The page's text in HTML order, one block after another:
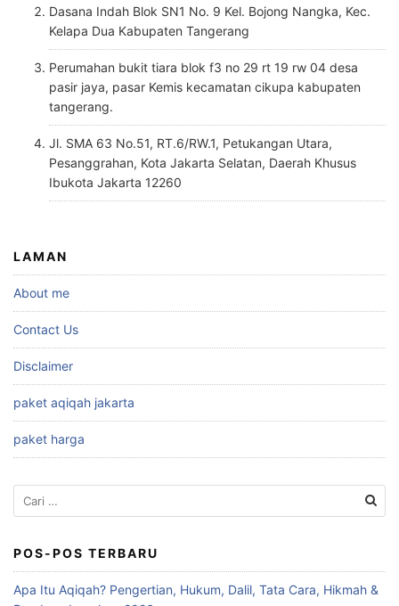
Dasana Indah Blok SN1 No. 9 Kel. Bojong Nangka, Kec.
Kelapa Dua Kabupaten Tangerang
Perumahan bukit tiara blok f3 no 29 rt 19 rw 04 desa
pasir jaya, pasar Kemis kecamatan cikupa kabupaten
tangerang.
Jl. SMA 63 No.51, RT.6/RW.1, Petukangan Utara,
Pesanggrahan, Kota Jakarta Selatan, Daerah Khusus
Ibukota Jakarta 12260
LAMAN
About me
Contact Us
Disclaimer
paket aqiqah jakarta
paket harga
Cari
untuk:
POS-POS TERBARU
Apa Itu Aqiqah? Pengertian, Hukum, Dalil, Tata Cara, Hikmah &